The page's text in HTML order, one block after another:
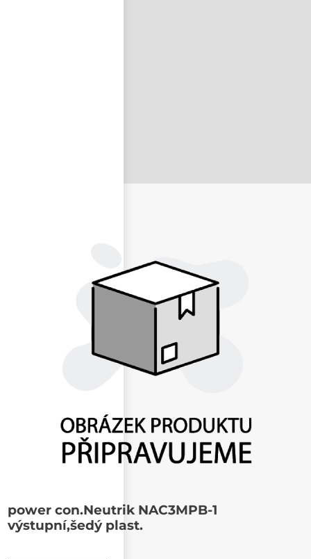
power con.Neutrik NAC3MPB-1
výstupní,šedý plast.